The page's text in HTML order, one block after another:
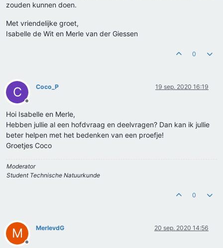
zouden kunnen doen.
Met vriendelijke groet,
Isabelle de Wit en Merle van der Giessen
0
C
Offline
Coco_P 19 sep. 2020 16:19
Hoi Isabelle en Merle,
Hebben jullie al een hofdvraag en deelvragen? Dan kan ik jullie
beter helpen met het bedenken van een proefje!
Groetjes Coco
Moderator
Student Technische Natuurkunde
0
M
Offline
MerlevdG 20 sep. 2020 14:56